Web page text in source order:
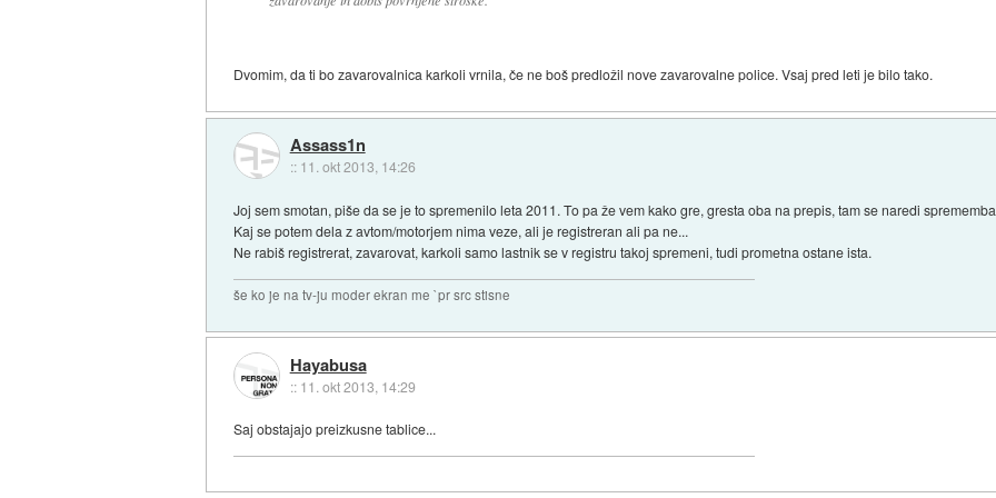
Dvomim, da ti bo zavarovalnica karkoli vrnila, če ne boš predložil nove zavarovalne police. Vsaj pred leti je bilo tako.
Assass1n
:: 11. okt 2013, 14:26
Joj sem smotan, piše da se je to spremenilo leta 2011. To pa že vem kako gre, gresta oba na prepis, tam se naredi
Kaj se potem dela z avtom/motorjem nima veze, ali je registreran ali pa ne...
Ne rabiš registrerat, zavarovat, karkoli samo lastnik se v registru takoj spremeni, tudi prometna ostane ista.
še ko je na tv-ju moder ekran me `pr src stisne
Hayabusa
:: 11. okt 2013, 14:29
Saj obstajajo preizkusne tablice...